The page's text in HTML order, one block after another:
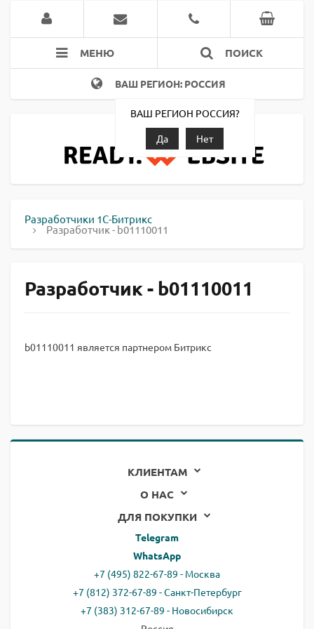
МЕНЮ ПОИСК
ВАШ РЕГИОН: РОССИЯ
ВАШ РЕГИОН РОССИЯ?
Да
Нет
Разработчики 1С-Битрикс
Разработчик - b01110011
Разработчик - b01110011
b01110011 является партнером Битрикс
КЛИЕНТАМ
О НАС
ДЛЯ ПОКУПКИ
Telegram
WhatsApp
+7 (495) 822-67-89 - Москва
+7 (812) 372-67-89 - Санкт-Петербург
+7 (383) 312-67-89 - Новосибирск